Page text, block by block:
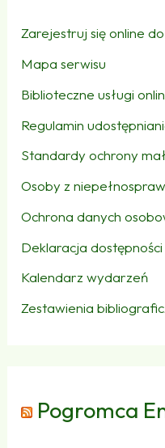
Zarejestruj się online
Mapa serwisu
Biblioteczne usługi
Regulamin
Standardy ochrony
Osoby z
Ochrona danych
Deklaracja dostępności
Kalendarz wydarzeń
Zestawienia
Pogromca